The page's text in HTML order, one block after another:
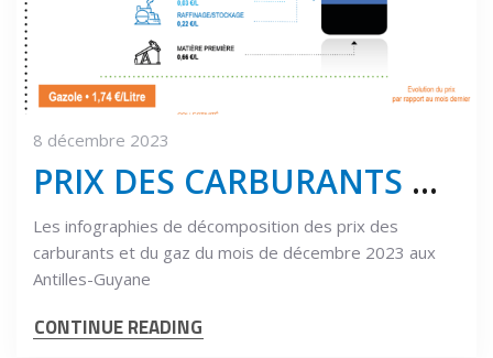
8 décembre 2023
PRIX DES CARBURANTS Décembre 2023
Les infographies de décomposition des prix des
carburants et du gaz du mois de décembre 2023 aux
Antilles-Guyane
CONTINUE READING